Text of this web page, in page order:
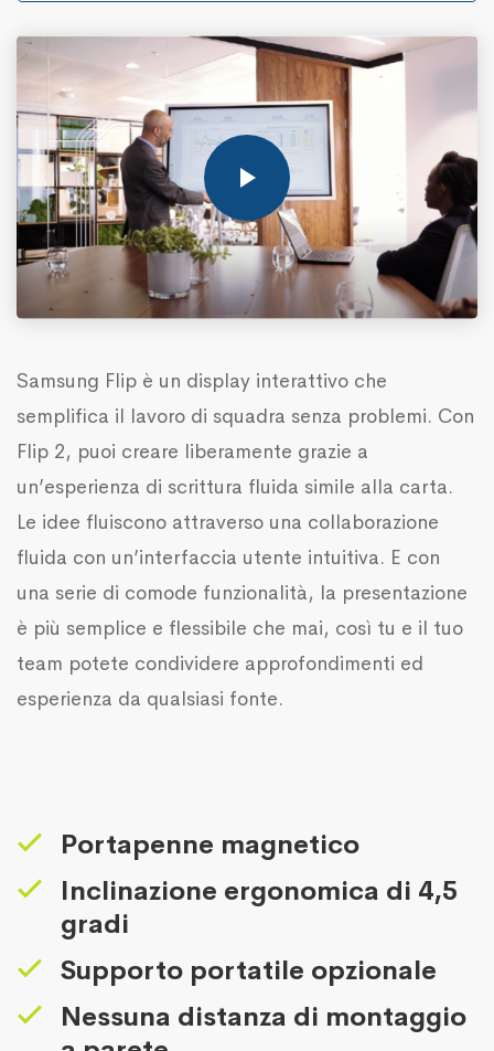
Samsung Flip è un display interattivo che
semplifica il lavoro di squadra senza problemi. Con
Flip 2, puoi creare liberamente grazie a
un’esperienza di scrittura fluida simile alla carta.
Le idee fluiscono attraverso una collaborazione
fluida con un’interfaccia utente intuitiva. E con
una serie di comode funzionalità, la presentazione
è più semplice e flessibile che mai, così tu e il tuo
team potete condividere approfondimenti ed
esperienza da qualsiasi fonte.
Portapenne magnetico
Inclinazione ergonomica di 4,5
gradi
Supporto portatile opzionale
Nessuna distanza di montaggio